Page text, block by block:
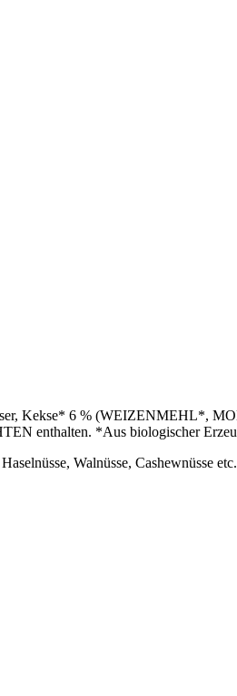
Kekse* 6 %
enthalten. *Aus biologischer
Walnüsse, Cashewnüsse